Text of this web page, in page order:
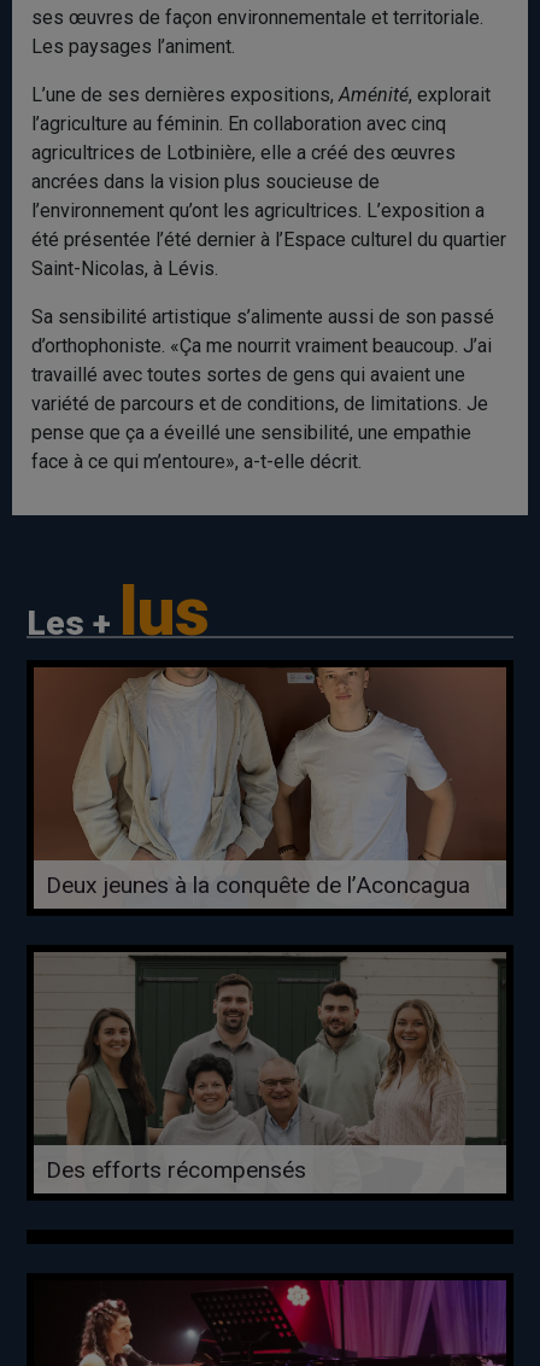
ses œuvres de façon environnementale et territoriale.
Les paysages l’animent.
L’une de ses dernières expositions,Aménité, explorait
l’agriculture au féminin. En collaboration avec cinq
agricultrices de Lotbinière, elle a créé des œuvres
ancrées dans la vision plus soucieuse de
l’environnement qu’ont les agricultrices. L’exposition a
été présentée l’été dernier à l’Espace culturel du quartier
Saint-Nicolas, à Lévis.
Sa sensibilité artistique s’alimente aussi de son passé
d’orthophoniste. «Ça me nourrit vraiment beaucoup. J’ai
travaillé avec toutes sortes de gens qui avaient une
variété de parcours et de conditions, de limitations. Je
pense que ça a éveillé une sensibilité, une empathie
face à ce qui m’entoure», a-t-elle décrit.
Les + lus
Deux jeunes à la conquête de l’Aconcagua
Des efforts récompensés